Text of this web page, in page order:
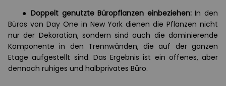
● Doppelt genutzte Büropflanzen einbeziehen:In den
Büros von Day One in New York dienen die Pflanzen nicht
nur der Dekoration, sondern sind auch die dominierende
Komponente in den Trennwänden, die auf der ganzen
Etage aufgestellt sind. Das Ergebnis ist ein offenes, aber
dennoch ruhiges und halbprivates Büro.